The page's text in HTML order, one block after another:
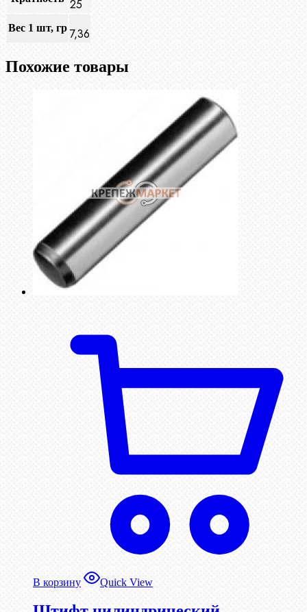
25
Вес 1 шт, гр 7,36
Похожие товары
В корзину Quick View